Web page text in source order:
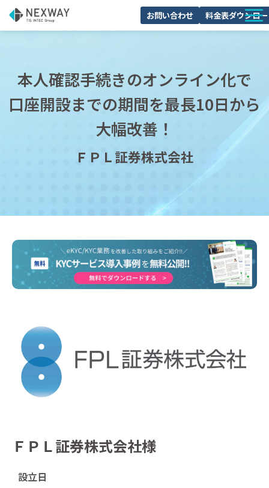
お問い合わせ 料金表ダウンロ
料金・プラン
導入事例
セミナー
よくあるご質問
お役立ち資料一覧
本人確認手続きのオンライン化で
口座開設までの期間を最長10日から
大幅改善！
ＦＰＬ証券株式会社
ＦＰＬ証券株式会社様
設立日